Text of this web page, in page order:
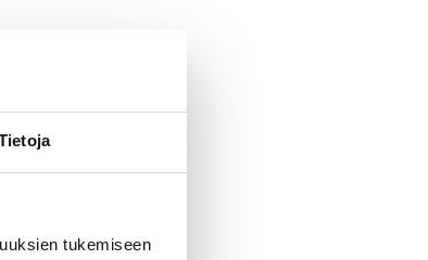
tukemiseen